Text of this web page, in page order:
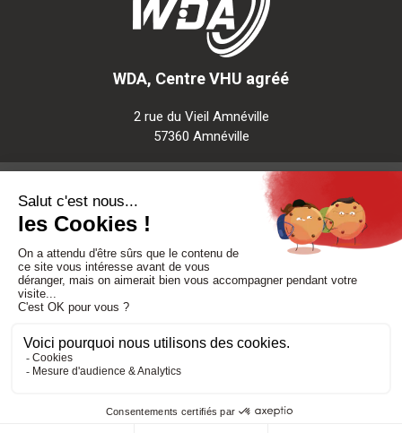
WDA, Centre VHU agréé
2 rue du Vieil Amnéville
57360 Amnéville
Besoin d'aide
Politique de confidentialité- Mentions légales